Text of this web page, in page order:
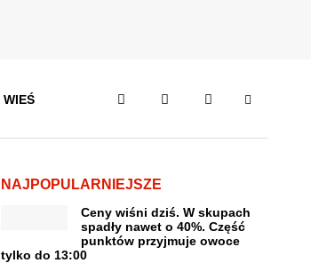
WIEŚ
NAJPOPULARNIEJSZE
Ceny wiśni dziś. W skupach
spadły nawet o 40%. Część
punktów przyjmuje owoce
tylko do 13:00